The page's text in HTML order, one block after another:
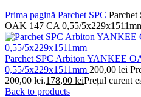
Prima pagină Parchet SPC
OAK 147 CA 0,55/
Parchet SPC Arbiton YANKEE
0,55/5x229x1511mm 200,00lei
200,00 lei.178,00 leiPrețul curent
Back to products